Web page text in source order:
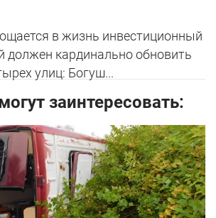
в жизнь инвестиционный
должен кардинально обновить
улиц: Богуш...
заинтересовать: